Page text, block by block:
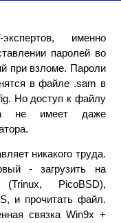
именно
паролей во
при взломе. Пароли
в файле .sam в
Но доступ к файлу
не имеет даже
никакого труда.
- загрузить на
PicoBSD),
и прочитать файл.
связка Win9x +